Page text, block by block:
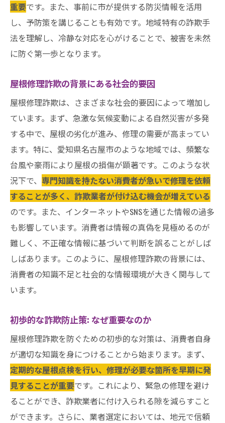
重要です。また、事前に市が提供する防災情報を活用
し、予防策を講じることも有効です。地域特有の詐欺手
法を理解し、冷静な対応を心がけることで、被害を未然
に防ぐ第一歩となります。
屋根修理詐欺の背景にある社会的要因
屋根修理詐欺は、さまざまな社会的要因によって増加し
ています。まず、急激な気候変動による自然災害が多発
する中で、屋根の劣化が進み、修理の需要が高まってい
ます。特に、愛知県名古屋市のような地域では、頻繁な
台風や豪雨により屋根の損傷が顕著です。このような状
況下で、 専門知識を持たない消費者が急いで修理を依頼
することが多く、詐欺業者が付け込む機会が増えている
のです。また、インターネットやSNSを通じた情報の過多
も影響しています。消費者は情報の真偽を見極めるのが
難しく、不正確な情報に基づいて判断を誤ることがしば
しばあります。このように、屋根修理詐欺の背景には、
消費者の知識不足と社会的な情報環境が大きく関与して
います。
初歩的な詐欺防止策: なぜ重要なのか
屋根修理詐欺を防ぐための初歩的な対策は、消費者自身
が適切な知識を身につけることから始まります。まず、
定期的な屋根点検を行い、修理が必要な箇所を早期に発
見することが重要です。これにより、緊急の修理を避け
ることができ、詐欺業者に付け入られる隙を減らすこと
ができます。さらに、業者選定においては、地元で信頼